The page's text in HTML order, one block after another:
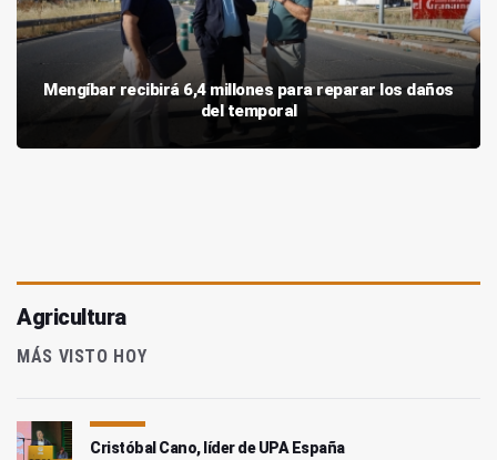
Mengíbar recibirá 6,4 millones para reparar los daños
del temporal
Agricultura
MÁS VISTO HOY
Cristóbal Cano, líder de UPA España